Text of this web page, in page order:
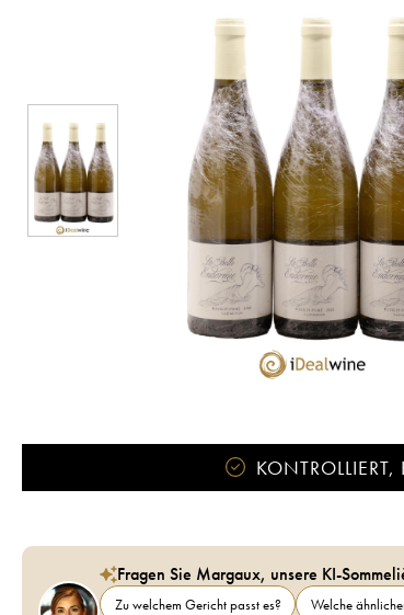
Fragen Sie Margaux, unsere KI-
Zu welchem Gericht passt es? Welche